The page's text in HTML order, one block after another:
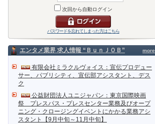
次回から自動ログイン
パスワードを忘れてしまった方はこちら
more
エンタメ業界 求人情報 “ＢｕｎＪＯＢ”
有限会社ミラクルヴォイス：宣伝プロデュー
サー、パブリシティ、宣伝部アシスタント、デス
ク
公益財団法人ユニジャパン：東京国際映画
祭 プレスパス・プレスセンター業務及びオープ
ニング・クロージングイベントにかかる業務アシ
スタント【9月中旬～11月中旬】